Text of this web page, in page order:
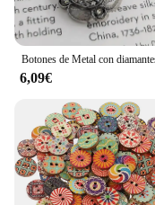
6,09€